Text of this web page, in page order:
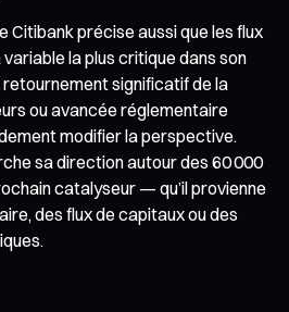
Citibank précise aussi que les flux
la plus critique dans son
retournement significatif de la
ou avancée réglementaire
modifier la perspective.
sa direction autour des 60 000
catalyseur — qu’il provienne
des flux de capitaux ou des